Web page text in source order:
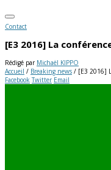
Contact
[E3 2016] La
Rédigé par Michaël KIPPO
Accueil / Breaking news / [E3 2016]
Facebook Twitter Email